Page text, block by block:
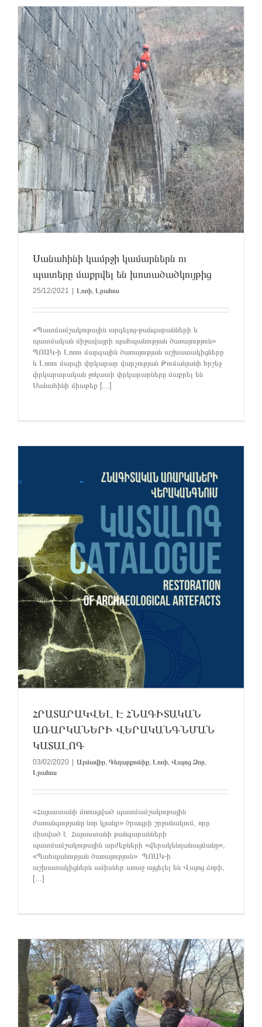
Սանահինի կամրջի կամարներն ու
պատերը մաքրվել են խոտածածկույթից
25/12/2021 Լոռի, Լրահոս
«Պատմամշակութային արգելոց-թանգարանների և
պատմական միջավայրի պահպանության ծառայություն»
ՊՈԱԿ-ի Լոռու մարզային ծառայության աշխատակիցները
և Լոռու մարզի փրկարար վարչության Թումանյանի հրշեջ
փրկարարական ջոկատի փրկարարները մաքրել են
Սանահինի միաթեք [...]
ՀՐԱՏԱՐԱԿՎԵԼ Է ՀՆԱԳԻՏԱԿԱՆ
ԱՌԱՐԿԱՆԵՐԻ ՎԵՐԱԿԱՆԳՆՄԱՆ
ԿԱՏԱԼՈԳ
03/02/2020 Արմավիր, Գեղարքունիք, Լոռի, Վայոց Ձոր,
Լրահոս
«Հայաստանի մոռացված պատմամշակութային
ժառանգությանը նոր կյանք» ծրագրի շրջանակում, որը
միտված է Հայաստանի թանգարանների
պատմամշակութային արժեքների «վերակենդանացմանը»,
«Պահպանության ծառայություն» ՊՈԱԿ-ի
աշխատակիցներն ամիսներ առաջ այցելել են Վայոց ձորի,
[...]